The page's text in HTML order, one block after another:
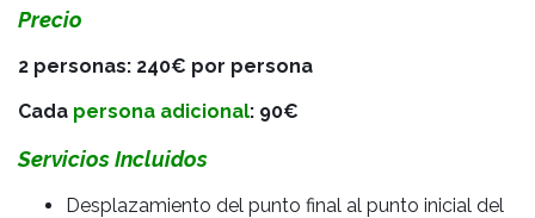
Precio
2 personas: 240€ por persona
Cada persona adicional: 90€
Servicios Incluidos
Desplazamiento del punto final al punto inicial del